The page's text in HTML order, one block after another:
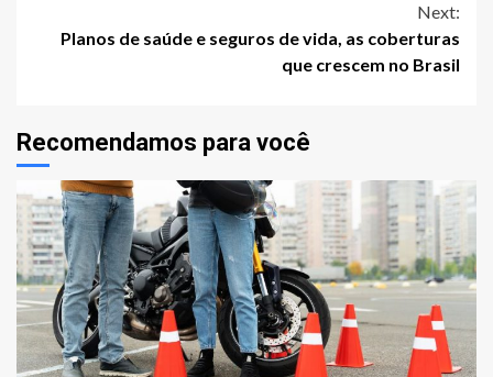
Next:
Planos de saúde e seguros de vida, as coberturas
que crescem no Brasil
Recomendamos para você